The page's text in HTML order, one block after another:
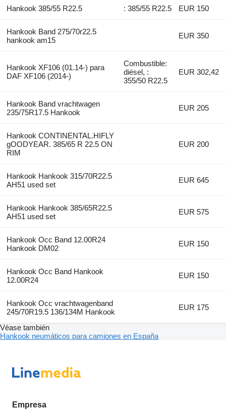
Hankook 385/55 R22.5 : 385/55 R22.5 EUR 150
Hankook Band 275/70r22.5
hankook am15
EUR 350
Hankook XF106 (01.14-) para
DAF XF106 (2014-)
Combustible:
diésel, :
355/50 R22.5
EUR 302,42
Hankook Band vrachtwagen
235/75R17.5 Hankook
EUR 205
Hankook CONTINENTAL.HIFLY
gOODYEAR. 385/65 R 22.5 ON
RIM
EUR 200
Hankook Hankook 315/70R22.5
AH51 used set
EUR 645
Hankook Hankook 385/65R22.5
AH51 used set
EUR 575
Hankook Occ Band 12.00R24
Hankook DM02
EUR 150
Hankook Occ Band Hankook
12.00R24
EUR 150
Hankook Occ vrachtwagenband
245/70R19.5 136/134M Hankook
EUR 175
Véase también
Hankook neumáticos para camiones en España
Empresa